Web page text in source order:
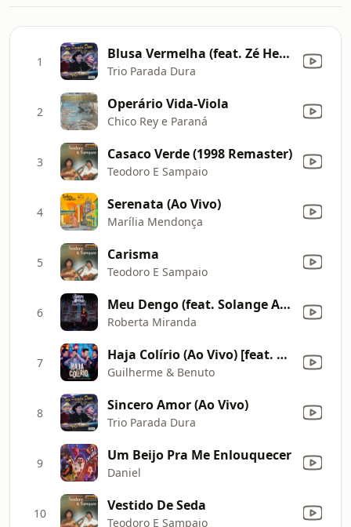
1 Blusa Vermelha (feat. Zé Henrique & Gabriel) [Ao Vivo]
Trio Parada Dura
2 Operário Vida-Viola
Chico Rey e Paraná
3 Casaco Verde (1998 Remaster)
Teodoro E Sampaio
4 Serenata (Ao Vivo)
Marília Mendonça
5 Carisma
Teodoro E Sampaio
6 Meu Dengo (feat. Solange Almeida) [Ao Vivo]
Roberta Miranda
7 Haja Colírio (Ao Vivo) [feat. Hugo & Guilherme]
Guilherme & Benuto
8 Sincero Amor (Ao Vivo)
Trio Parada Dura
9 Um Beijo Pra Me Enlouquecer
Daniel
10 Vestido De Seda
Teodoro E Sampaio